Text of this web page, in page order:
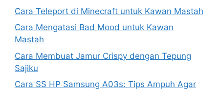
Cara Teleport di Minecraft untuk Kawan Mastah
Cara Mengatasi Bad Mood untuk Kawan
Mastah
Cara Membuat Jamur Crispy dengan Tepung
Sajiku
Cara SS HP Samsung A03s: Tips Ampuh Agar